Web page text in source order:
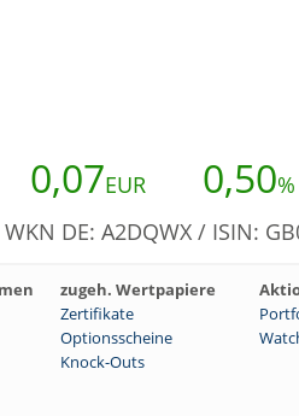
0,07EUR 0,50%
WKN DE: A2DQWX / ISIN:
zugeh. Wertpapiere
Zertifikate
Optionsscheine
Knock-Outs